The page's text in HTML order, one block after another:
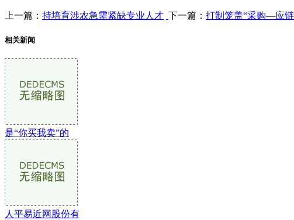
上一篇： 持培育涉农急需紧缺专业人才 下一篇： 打制笼盖“采购—应
相关新闻
是“你买我卖”的
人平易近网股份有